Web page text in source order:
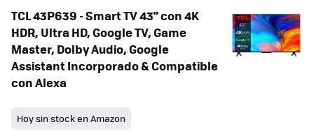
TCL 43P639 - Smart TV 43" con 4K
HDR, Ultra HD, Google TV, Game
Master, Dolby Audio, Google
Assistant Incorporado & Compatible
con Alexa
Hoy sin stock en Amazon